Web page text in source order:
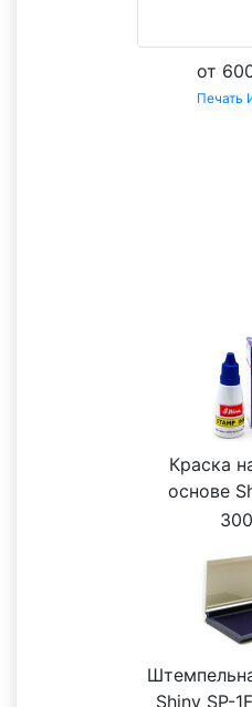
от
Печать
Краска
основе
300
Shiny SP-